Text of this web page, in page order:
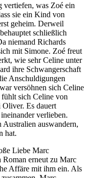
was Zoé ein
sie ein Kind von
geheim. Derweil
schließlich
niemand Richards
mit Simone. Zoé freut
wie sehr Celine unter
ihre Schwangerschaft
Anschuldigungen
versöhnen sich Celine
sich Celine von
Oliver. Es dauert
verlieben.
auswandern,
hat.
Liebe Marc
erneut zu Marc
Affäre mit ihm ein. Als